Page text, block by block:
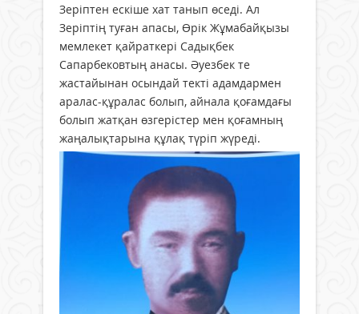
Зеріптен ескіше хат танып өседі. Ал
Зеріптің туған апасы, Өрік Жұмабайқызы
мемлекет қайраткері Садықбек
Сапарбековтың анасы. Әуезбек те
жастайынан осындай текті адамдармен
аралас-құралас болып, айнала қоғамдағы
болып жатқан өзгерістер мен қоғамның
жаңалықтарына құлақ түріп жүреді.